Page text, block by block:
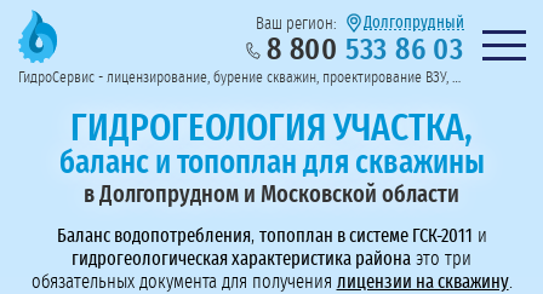
Предоставим полный пакет документов
Пригласить в тендер
Колл-центр на связи с 9:00 до 19:00
Перезвоните мне!
Ваш регион: Долгопрудный
8 800 533 86 03 Нужна
ГидроСервис - лицензирование, бурение скважин, проектирование ВЗУ, системы водоподготовки
ГИДРОГЕОЛОГИЯ УЧАСТКА,
баланс и топоплан для скважины
в Долгопрудном и Московской области
Баланс водопотребления, топоплан в системе ГСК-2011 и
гидрогеологическая характеристика района это три
обязательных документа для получения лицензии на скважину.